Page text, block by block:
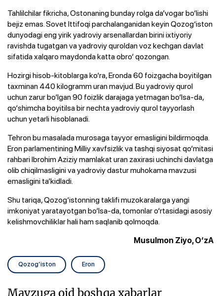
Tahlilchilar fikricha, Ostonaning bunday rolga da’vogar bo‘lishi
bejiz emas. Sovet Ittifoqi parchalanganidan keyin Qozog‘iston
dunyodagi eng yirik yadroviy arsenallardan birini ixtiyoriy
ravishda tugatgan va yadroviy quroldan voz kechgan davlat
sifatida xalqaro maydonda katta obro‘ qozongan.
Hozirgi hisob-kitoblarga ko‘ra, Eronda 60 foizgacha boyitilgan
taxminan 440 kilogramm uran mavjud. Bu yadroviy qurol
uchun zarur bo‘lgan 90 foizlik darajaga yetmagan bo‘lsa-da,
qo‘shimcha boyitilsa bir nechta yadroviy qurol tayyorlash
uchun yetarli hisoblanadi.
Tehron bu masalada murosaga tayyor emasligini bildirmoqda.
Eron parlamentining Milliy xavfsizlik va tashqi siyosat qo‘mitasi
rahbari Ibrohim Aziziy mamlakat uran zaxirasi uchinchi davlatga
olib chiqilmasligini va yadroviy dastur muhokama mavzusi
emasligini ta’kidladi.
Shu tariqa, Qozog‘istonning taklifi muzokaralarga yangi
imkoniyat yaratayotgan bo‘lsa-da, tomonlar o‘rtasidagi asosiy
kelishmovchiliklar hali ham saqlanib qolmoqda.
Musulmon Ziyo, O‘zA
Qozog‘iston Eron
Mavzuga oid boshqa xabarlar